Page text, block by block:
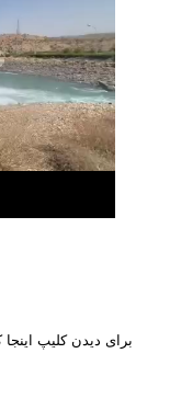
برای دیدن کلیپ اینجا